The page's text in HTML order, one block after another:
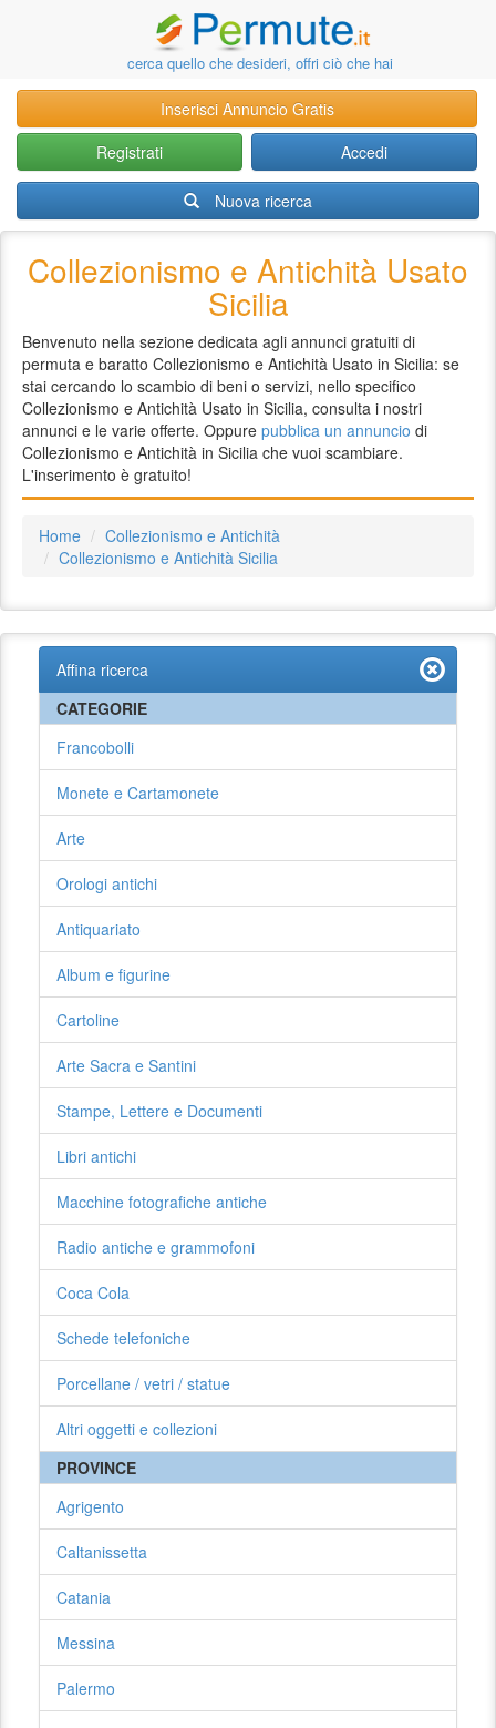
cerca quello che desideri, offri ciò che hai
Inserisci Annuncio Gratis
Registrati
Accedi
Nuova ricerca
Collezionismo e Antichità Usato
Sicilia
Benvenuto nella sezione dedicata agli annunci gratuiti di
permuta e baratto Collezionismo e Antichità Usato in Sicilia: se
stai cercando lo scambio di beni o servizi, nello specifico
Collezionismo e Antichità Usato in Sicilia, consulta i nostri
annunci e le varie offerte. Oppure pubblica un annuncio di
Collezionismo e Antichità in Sicilia che vuoi scambiare.
L'inserimento è gratuito!
Home
Collezionismo e Antichità
Collezionismo e Antichità Sicilia
Affina ricerca
CATEGORIE
Francobolli
Monete e Cartamonete
Arte
Orologi antichi
Antiquariato
Album e figurine
Cartoline
Arte Sacra e Santini
Stampe, Lettere e Documenti
Libri antichi
Macchine fotografiche antiche
Radio antiche e grammofoni
Coca Cola
Schede telefoniche
Porcellane / vetri / statue
Altri oggetti e collezioni
PROVINCE
Agrigento
Caltanissetta
Catania
Messina
Palermo